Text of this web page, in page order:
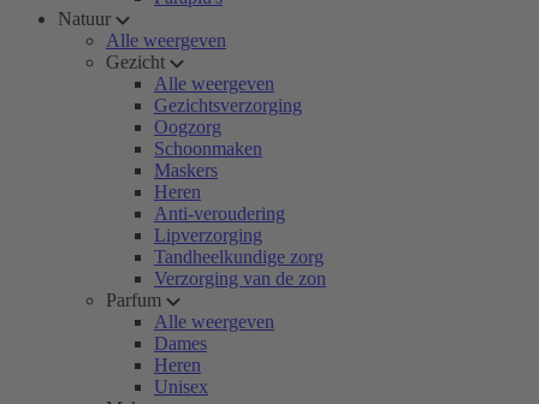
Natuur
Alle weergeven
Gezicht
Alle weergeven
Gezichtsverzorging
Oogzorg
Schoonmaken
Maskers
Heren
Anti-veroudering
Lipverzorging
Tandheelkundige zorg
Verzorging van de zon
Parfum
Alle weergeven
Dames
Heren
Unisex